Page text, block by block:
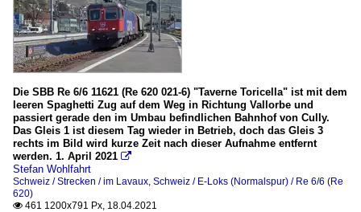
Die SBB Re 6/6 11621 (Re 620 021-6) "Taverne Toricella" ist mit dem
leeren Spaghetti Zug auf dem Weg in Richtung Vallorbe und
passiert gerade den im Umbau befindlichen Bahnhof von Cully.
Das Gleis 1 ist diesem Tag wieder in Betrieb, doch das Gleis 3
rechts im Bild wird kurze Zeit nach dieser Aufnahme entfernt
werden. 1. April 2021 
Stefan Wohlfahrt
Schweiz / Strecken / im Lavaux, Schweiz / E-Loks (Normalspur) / Re 6/6 (Re
620)
 461 1200x791 Px, 18.04.2021